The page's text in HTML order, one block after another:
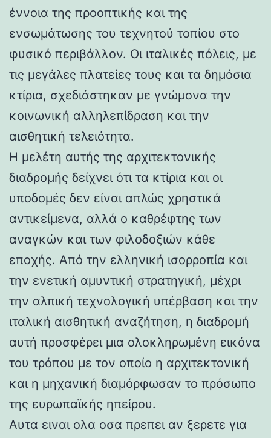
έννοια της προοπτικής και της
ενσωμάτωσης του τεχνητού τοπίου στο
φυσικό περιβάλλον. Οι ιταλικές πόλεις, με
τις μεγάλες πλατείες τους και τα δημόσια
κτίρια, σχεδιάστηκαν με γνώμονα την
κοινωνική αλληλεπίδραση και την
αισθητική τελειότητα.
Η μελέτη αυτής της αρχιτεκτονικής
διαδρομής δείχνει ότι τα κτίρια και οι
υποδομές δεν είναι απλώς χρηστικά
αντικείμενα, αλλά ο καθρέφτης των
αναγκών και των φιλοδοξιών κάθε
εποχής. Από την ελληνική ισορροπία και
την ενετική αμυντική στρατηγική, μέχρι
την αλπική τεχνολογική υπέρβαση και την
ιταλική αισθητική αναζήτηση, η διαδρομή
αυτή προσφέρει μια ολοκληρωμένη εικόνα
του τρόπου με τον οποίο η αρχιτεκτονική
και η μηχανική διαμόρφωσαν το πρόσωπο
της ευρωπαϊκής ηπείρου.
Αυτα ειναι ολα οσα πρεπει αν ξερετε για